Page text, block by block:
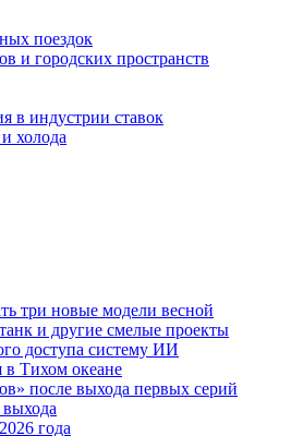
поездок
и городских пространств
в индустрии ставок
холода
три новые модели весной
и другие смелые проекты
доступа систему ИИ
Тихом океане
после выхода первых серий
года